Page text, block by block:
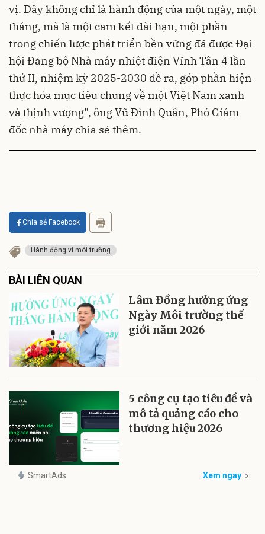
vị. Đây không chỉ là hành động của một ngày, một
tháng, mà là một cam kết dài hạn, một phần
trong chiến lược phát triển bền vững đã được Đại
hội Đảng bộ Nhà máy nhiệt điện Vĩnh Tân 4 lần
thứ II, nhiệm kỳ 2025-2030 đề ra, góp phần hiện
thực hóa mục tiêu chung về một Việt Nam xanh
và thịnh vượng”, ông Vũ Đình Quân, Phó Giám
đốc nhà máy chia sẻ thêm.
Chia sẻ Facebook
Hành động vì môi trường
BÀI LIÊN QUAN
Lâm Đồng hưởng ứng
Ngày Môi trường thế
giới năm 2026
5 công cụ tạo tiêu đề và
mô tả quảng cáo cho
thương hiệu 2026
SmartAds Xem ngay